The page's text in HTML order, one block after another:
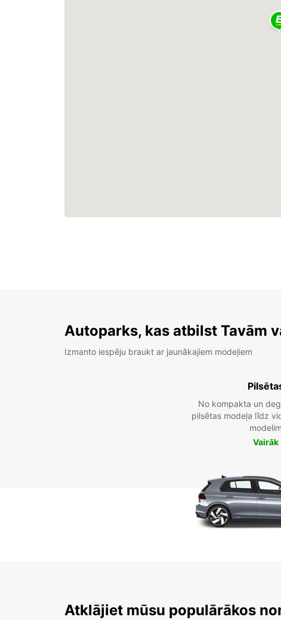
Autoparks, kas atbilst Tavām
Izmanto iespēju braukt ar jaunākajiem modeļiem
No kompakta un
pilsētas modeļa līdz
modelim
Vairāk
Atklājiet mūsu populārākos